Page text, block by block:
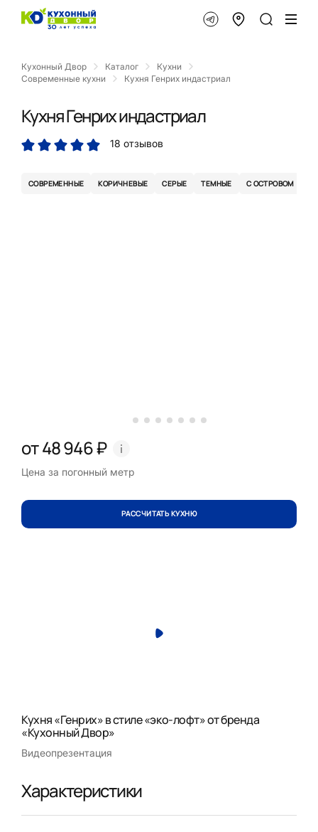
Кухонный Двор Каталог
Кухни
Современные кухни
Кухня Генрих индастриал
Кухня Генрих индастриал
18 отзывов
СОВРЕМЕННЫЕ КОРИЧНЕВЫЕ СЕРЫЕ ТЕМНЫЕ С ОСТРОВОМ
от 48 946 ₽
Цена за погонный метр
РАССЧИТАТЬ КУХНЮ
Кухня «Генрих» в стиле «эко-лофт» от бренда
«Кухонный Двор»
Видеопрезентация
Характеристики